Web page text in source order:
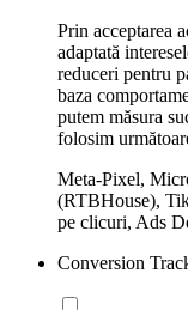
Prin acceptarea
adaptată
reduceri pentru
baza
putem măsura
folosim
Meta-Pixel,
(RTBHouse),
pe clicuri, Ads
Conversion